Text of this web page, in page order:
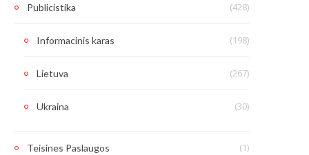
Publicistika (428)
Informacinis karas (198)
Lietuva (267)
Ukraina (30)
Teisines Paslaugos (1)